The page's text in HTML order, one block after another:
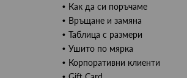
Как да си поръчаме
Връщане и замяна
Таблица с размери
Ушито по мярка
Корпоративни клиенти